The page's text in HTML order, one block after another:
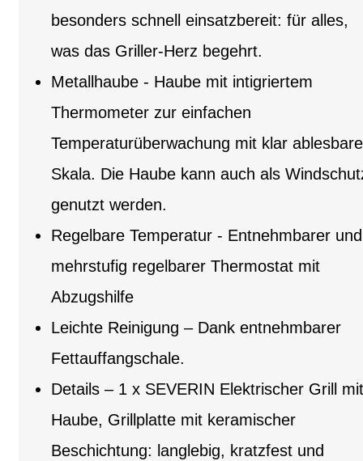
besonders schnell einsatzbereit: für alles,
was das Griller-Herz begehrt.
Metallhaube - Haube mit intigriertem
Thermometer zur einfachen
Temperaturüberwachung mit klar
Skala. Die Haube kann auch als
genutzt werden.
Regelbare Temperatur - Entnehmbarer und
mehrstufig regelbarer Thermostat mit
Abzugshilfe
Leichte Reinigung – Dank entnehmbarer
Fettauffangschale.
Details – 1 x SEVERIN Elektrischer Grill mit
Haube, Grillplatte mit keramischer
Beschichtung: langlebig, kratzfest und